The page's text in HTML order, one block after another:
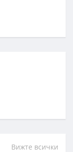
Вижте всички